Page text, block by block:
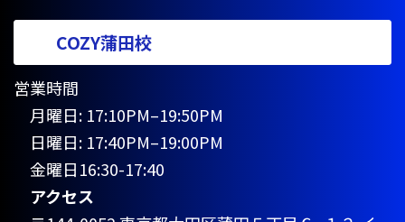
COZY蒲田校
営業時間
月曜日: 17:10PM–19:50PM
日曜日: 17:40PM–19:00PM
金曜日16:30-17:40
アクセス